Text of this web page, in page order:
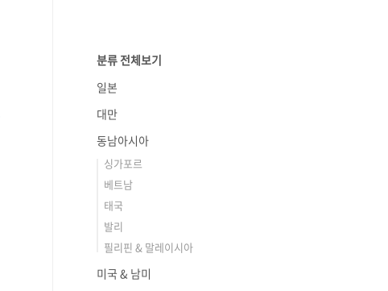
분류 전체보기
일본
대만
동남아시아
싱가포르
베트남
태국
발리
필리핀 & 말레이시아
미국 & 남미